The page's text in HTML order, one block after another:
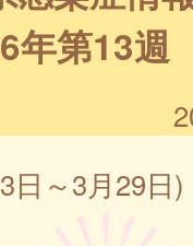
年第13週
日～3月29日)